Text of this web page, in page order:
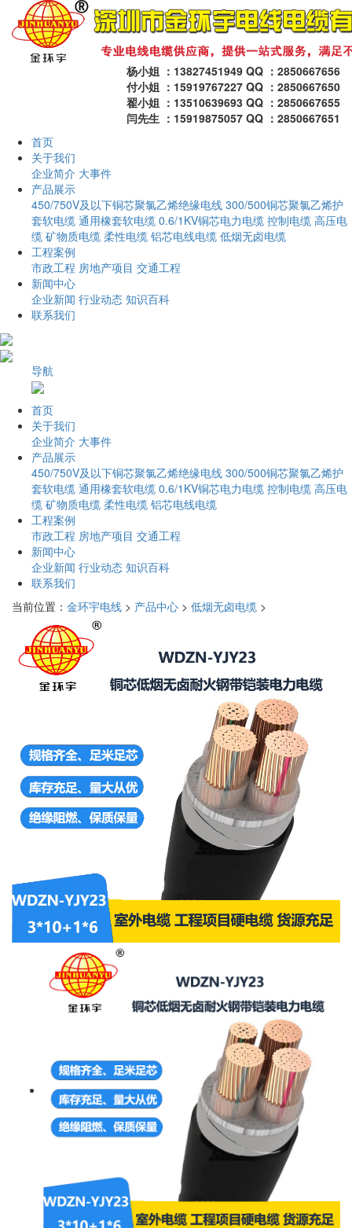
杨小姐 ：13827451949 QQ ：2850667656
付小姐 ：15919767227 QQ ：2850667650
翟小姐 ：13510639693 QQ ：2850667655
闫先生 ：15919875057 QQ ：2850667651
首页
关于我们
企业简介 大事件
产品展示
450/750V及以下铜芯聚氯乙烯绝缘电线 300/500铜芯聚氯乙烯护
套软电缆 通用橡套软电缆 0.6/1KV铜芯电力电缆 控制电缆 高压电
缆 矿物质电缆 柔性电缆 铝芯电线电缆 低烟无卤电缆
工程案例
市政工程 房地产项目 交通工程
新闻中心
企业新闻 行业动态 知识百科
联系我们
导航
首页
关于我们
企业简介 大事件
产品展示
450/750V及以下铜芯聚氯乙烯绝缘电线 300/500铜芯聚氯乙烯护
套软电缆 通用橡套软电缆 0.6/1KV铜芯电力电缆 控制电缆 高压电
缆 矿物质电缆 柔性电缆 铝芯电线电缆
工程案例
市政工程 房地产项目 交通工程
新闻中心
企业新闻 行业动态 知识百科
联系我们
当前位置： 金环宇电线 > 产品中心 > 低烟无卤电缆 >